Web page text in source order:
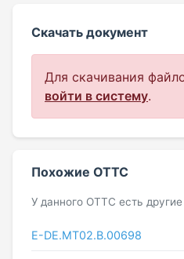
Скачать документ
Для скачивания
войти в систему.
Похожие ОТТС
У данного ОТТС есть
E-DE.МТ02.B.00698